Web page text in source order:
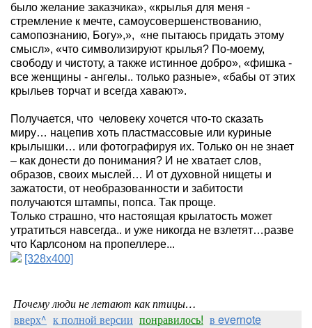
было желание заказчика», «крылья для меня -
стремление к мечте, самоусовершенствованию,
самопознанию, Богу»,», «не пытаюсь придать этому
смысл», «что символизируют крылья? По-моему,
свободу и чистоту, а также истинное добро», «фишка -
все женщины - ангелы.. только разные», «бабы от этих
крыльев торчат и всегда хавают».
Получается, что человеку хочется что-то сказать
миру… нацепив хоть пластмассовые или куриные
крылышки… или фотографируя их. Только он не знает
– как донести до понимания? И не хватает слов,
образов, своих мыслей… И от духовной нищеты и
зажатости, от необразованности и забитости
получаются штампы, попса. Так проще.
Только страшно, что настоящая крылатость может
утратиться навсегда.. и уже никогда не взлетят…разве
что Карлсоном на пропеллере...
[328x400]
Почему люди не летают как птицы…
вверх^ к полной версии понравилось! в evernote